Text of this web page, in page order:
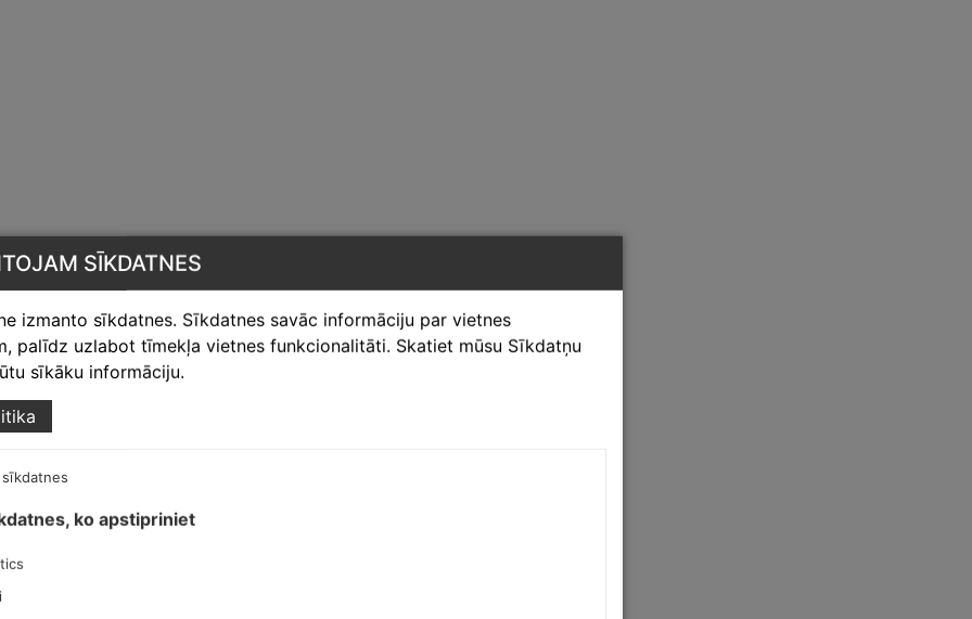
SĪKDATNES
izmanto sīkdatnes. Sīkdatnes savāc informāciju par vietnes
palīdz uzlabot tīmekļa vietnes funkcionalitāti. Skatiet mūsu Sīkdatņu
sīkāku informāciju.
ko apstipriniet